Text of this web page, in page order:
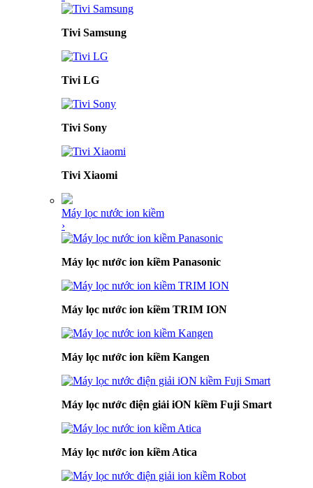
Tivi Samsung
Tivi LG
Tivi Sony
Tivi Xiaomi
Máy lọc nước ion kiềm
›
Máy lọc nước ion kiềm Panasonic
Máy lọc nước ion kiềm TRIM ION
Máy lọc nước ion kiềm Kangen
Máy lọc nước điện giải iON kiềm Fuji Smart
Máy lọc nước ion kiềm Atica